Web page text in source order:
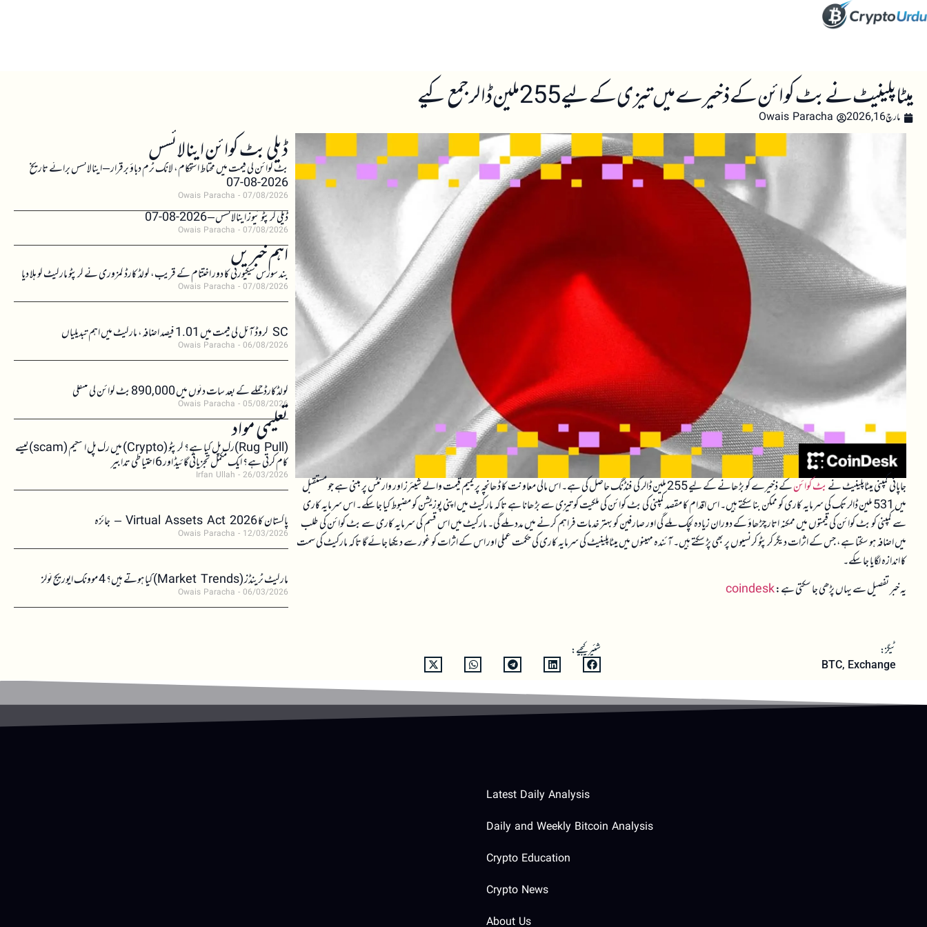
میٹاپلینیٹ نے بٹ کوائن کے ذخیرے میں تیزی کے لیے 255 ملین ڈالر جمع کیے
مارچ 16, 2026 Owais Paracha
جاپانی کمپنی میٹاپلینیٹ نےبٹ کوائن
کے ذخیرے کو بڑھانے کے لیے 255 ملین ڈالر کی فنڈنگ حاصل کی ہے۔ اس مالی معاونت کا ڈھانچہ پریمیم قیمت والے شیئرز اور وارنٹس پر مبنی ہے جو مستقبل
میں 531 ملین ڈالر تک کی سرمایہ کاری کو ممکن بنا سکتے ہیں۔ اس اقدام کا مقصد کمپنی کی بٹ کوائن کی ملکیت کو تیزی سے بڑھانا ہے تاکہ مارکیٹ میں اپنی پوزیشن کو مضبوط کیا جا سکے۔ اس سرمایہ کاری
سے کمپنی کو بٹ کوائن کی قیمتوں میں ممکنہ اتار چڑھاؤ کے دوران زیادہ لچک ملے گی اور صارفین کو بہتر خدمات فراہم کرنے میں مدد ملے گی۔ مارکیٹ میں اس قسم کی سرمایہ کاری سے بٹ کوائن کی طلب
میں اضافہ ہو سکتا ہے، جس کے اثرات دیگر کرپٹو کرنسیوں پر بھی پڑ سکتے ہیں۔ آئندہ مہینوں میں میٹاپلینیٹ کی سرمایہ کاری کی حکمت عملی اور اس کے اثرات کو غور سے دیکھا جائے گا تاکہ مارکیٹ کی سمت
کا اندازہ لگایا جا سکے۔
یہ خبر تفصیل سے یہاں پڑھی جا سکتی ہے:coindesk
ٹیگز:
BTC, Exchange
شئیر کیجیے:
ڈیلی بٹ کوائن اینالائسس
بٹ کوائن کی قیمت میں محتاط استحکام، لانگ ٹرم دباؤ برقرار – اینالائسس برائے تاریخ
2026-08-07
Owais Paracha 07/08/2026
ڈیلی کرپٹو نیوز اینالائسس – 2026-08-07
Owais Paracha 07/08/2026
اہم خبریں
بند سورس سیکیورٹی کا دور اختتام کے قریب، کولڈ کارڈ کمزوری نے کرپٹو مارکیٹ کو ہلا دیا
Owais Paracha 07/08/2026
SC کروڈ آئل کی قیمت میں 1.01 فیصد اضافہ، مارکیٹ میں اہم تبدیلیاں
Owais Paracha 06/08/2026
کولڈکارڈ حملے کے بعد سات دنوں میں 890,000 بٹ کوائن کی منتقلی
Owais Paracha 05/08/2026
تعلیمی مواد (Rug Pull)رگ پل کیا ہے؟ کرپٹو (Crypto) میں رگ پل اسکیم (scam)کیسے
کام کرتی ہے؟ ایک مکمل تجزیاتی گائیڈ اور 6 احتیاطی تدابیر
Irfan Ullah 26/03/2026
پاکستان کا Virtual Assets Act 2026 – جائزہ
Owais Paracha 12/03/2026
مارکیٹ ٹرینڈز (Market Trends) کیا ہوتے ہیں؟ 4 موونگ ایوریج ٹولز
Owais Paracha 06/03/2026
Latest Daily Analysis
Daily and Weekly Bitcoin Analysis
Crypto Education
Crypto News
About Us